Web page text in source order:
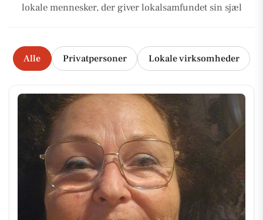
lokale mennesker, der giver lokalsamfundet sin sjæl
Alle Privatpersoner Lokale virksomheder